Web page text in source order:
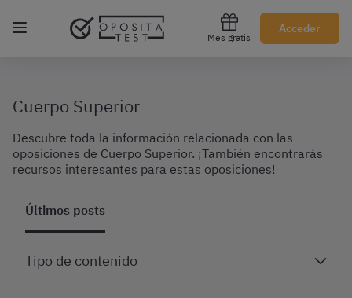
Mes gratis
Acceder
Regístrate gratis
Cuerpo Superior
Descubre toda la información relacionada con las
oposiciones de Cuerpo Superior. ¡También encontrarás
recursos interesantes para estas oposiciones!
Últimos posts
Tipo de contenido